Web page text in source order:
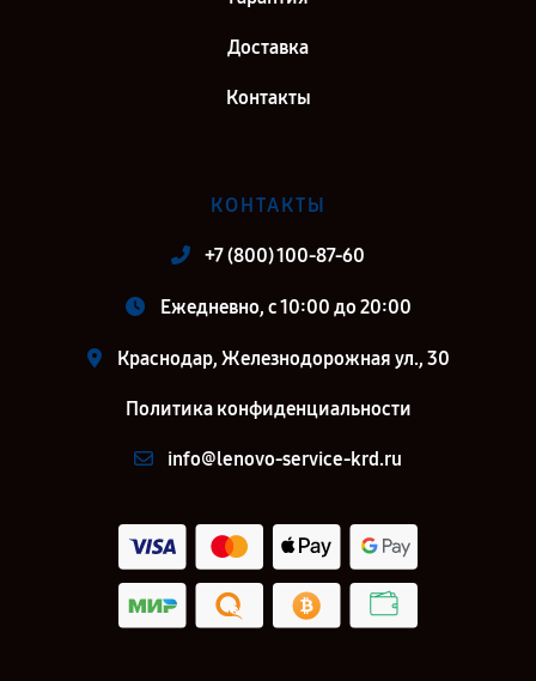
Доставка
Контакты
КОНТАКТЫ
+7 (800) 100-87-60
Ежедневно, с 10:00 до 20:00
Краснодар, Железнодорожная ул., 30
Политика конфиденциальности
info@lenovo-service-krd.ru